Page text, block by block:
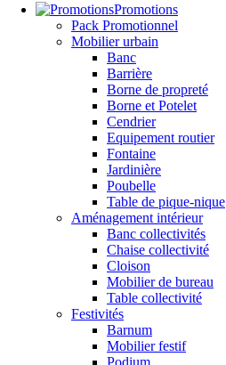
Promotions
Pack Promotionnel
Mobilier urbain
Banc
Barrière
Borne de propreté
Borne et Potelet
Cendrier
Equipement routier
Fontaine
Jardinière
Poubelle
Table de pique-nique
Aménagement intérieur
Banc collectivités
Chaise collectivité
Cloison
Mobilier de bureau
Table collectivité
Festivités
Barnum
Mobilier festif
Podium